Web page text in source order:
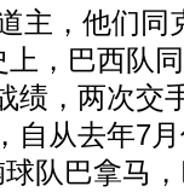
，他们同
，巴西队
绩，两次交
自从去年7
队巴拿马